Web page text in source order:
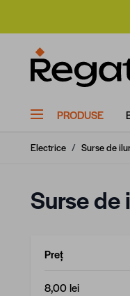
PRODUSE
Electrice / Surse de
Surse
Preț
Valoare minimă
8,00 lei